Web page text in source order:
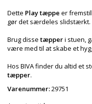
Dette Play tæppe er
gør det særdeles slidstærkt.
Brug disse tæpperi stuen,
være med til at skabe et
Hos BIVA finder du altid et
tæpper.
Varenummer:29751